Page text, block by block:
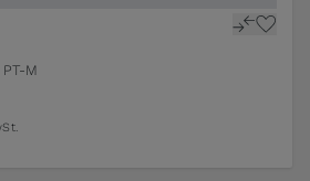
M
on the options chosen on the